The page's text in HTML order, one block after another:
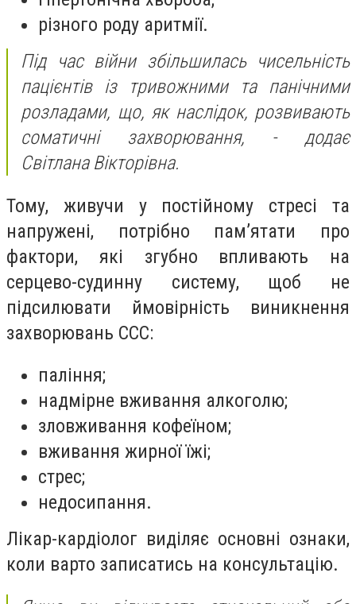
різного роду аритмії.
Під час війни збільшилась чисельність
пацієнтів із тривожними та панічними
розладами, що, як наслідок, розвивають
соматичні захворювання, - додає
Світлана Вікторівна.
Тому, живучи у постійному стресі та
напружені, потрібно пам’ятати про
фактори, які згубно впливають на
серцево-судинну систему, щоб не
підсилювати ймовірність виникнення
захворювань ССС:
паління;
надмірне вживання алкоголю;
зловживання кофеїном;
вживання жирної їжі;
стрес;
недосипання.
Лікар-кардіолог виділяє основні ознаки,
коли варто записатись на консультацію.